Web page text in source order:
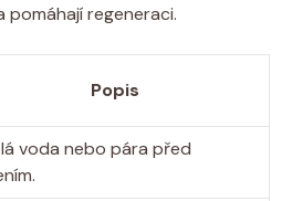
pomáhají regeneraci.
Popis
voda nebo pára před